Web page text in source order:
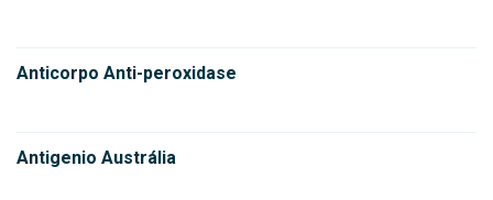
Anticorpo Anti-peroxidase
Antigenio Austrália